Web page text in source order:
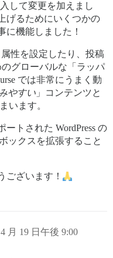
して変更を加えまし
げるためにいくつかの
に機能しました！
性を設定したり、投稿
グローバルな「ラッパ
では非常にうまく動
やすい 」コンテンツと
います。
トされた WordPress の
ックスを拡張すること
ございます！
月 19 日午後 9:00